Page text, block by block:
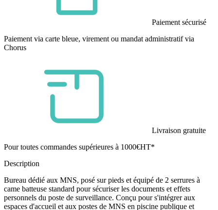
Paiement sécurisé
Paiement via carte bleue, virement ou mandat administratif via
Chorus
Livraison gratuite
Pour toutes commandes supérieures à 1000€HT*
Description
Bureau dédié aux MNS, posé sur pieds et équipé de 2 serrures à
came batteuse standard pour sécuriser les documents et effets
personnels du poste de surveillance. Conçu pour s'intégrer aux
espaces d'accueil et aux postes de MNS en piscine publique et